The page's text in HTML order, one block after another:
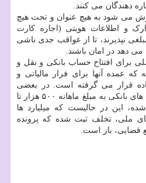
دهندگان می کنند.
می شود به هیچ عنوان و تحت هیچ
و اطلاعات هویتی (اجاره کارت
نپذیرند، تا از عواقب جدی ناشی
می دهد در امان باشند.
برای افتتاح حساب بانکی و نقل و
که عمده آنها برای فرار مالیاتی و
قرار می گرفته است. در بعضی
موارد کارت های ملی و حساب های بانکی به مبلغ ماهانه ۵۰۰ هزار تا
این در حالیست که میلیارد ها
ملی، تخلف ثبت شده که پرونده
قضایی، باز است.